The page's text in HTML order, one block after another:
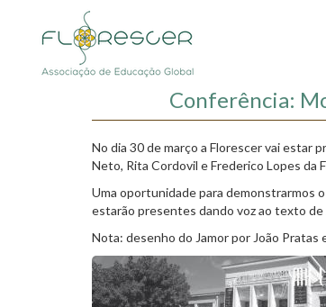
Conferência:
No dia 30 de março a Florescer vai estar
Neto, Rita Cordovil e Frederico Lopes da
Uma oportunidade para demonstrarmos
estarão presentes dando voz ao texto de
Nota: desenho do Jamor por João Pratas